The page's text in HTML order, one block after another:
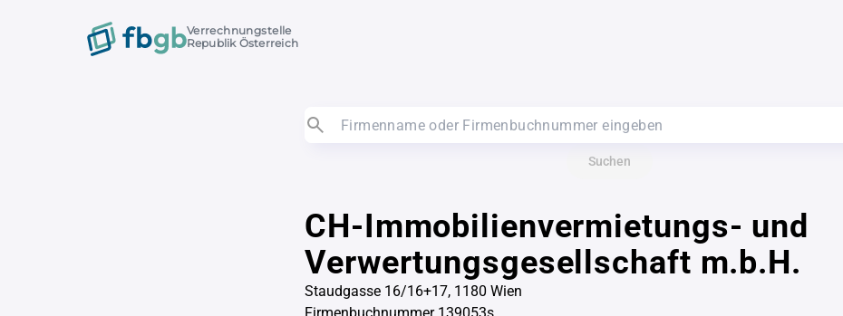
Verrechnungstelle
Republik Österreich
Suchen
CH-Immobilienvermietungs- und
Verwertungsgesellschaft m.b.H.
Staudgasse 16/16+17, 1180 Wien